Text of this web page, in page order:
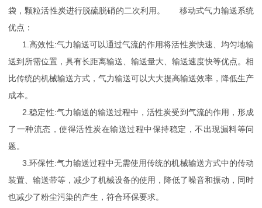
袋，颗粒活性炭进行脱硫脱硝的二次利用。
移动式气力输送系统
优点：
1.高效性:气力输送可以通过气流的作用将活性炭快速、均匀地输
送到所需位置，具有长距离输送、输送量大、输送速度快等优点。相
比传统的机械输送方式，气力输送可以大大提高输送效率，降低生产
成本。
2.稳定性:气力输送的输送过程中，活性炭受到气流的作用，形成
了一种流态，使得活性炭在输送过程中保持稳定，不出现漏料等问
题。
3.环保性:气力输送过程中无需使用传统的机械输送方式中的传动
装置、输送带等，减少了机械设备的使用，降低了噪音和振动，同时
也减少了粉尘污染的产生，符合环保要求。